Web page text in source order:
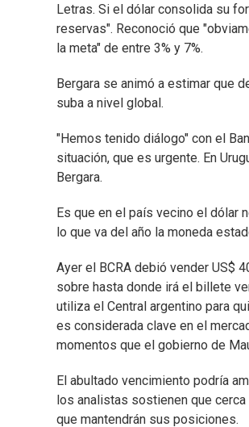
Letras. Si el dólar consolida su
reservas". Reconoció que
la meta" de entre 3% y 7%.
Bergara se animó a estimar que
suba a nivel global.
"Hemos tenido diálogo" con el
situación, que es urgente. En
Bergara.
Es que en el país vecino el dólar
lo que va del año la moneda
Ayer el BCRA debió vender US$
sobre hasta donde irá el billete
utiliza el Central argentino para
es considerada clave en el
momentos que el gobierno de
El abultado vencimiento podría
los analistas sostienen que
que mantendrán sus posiciones.